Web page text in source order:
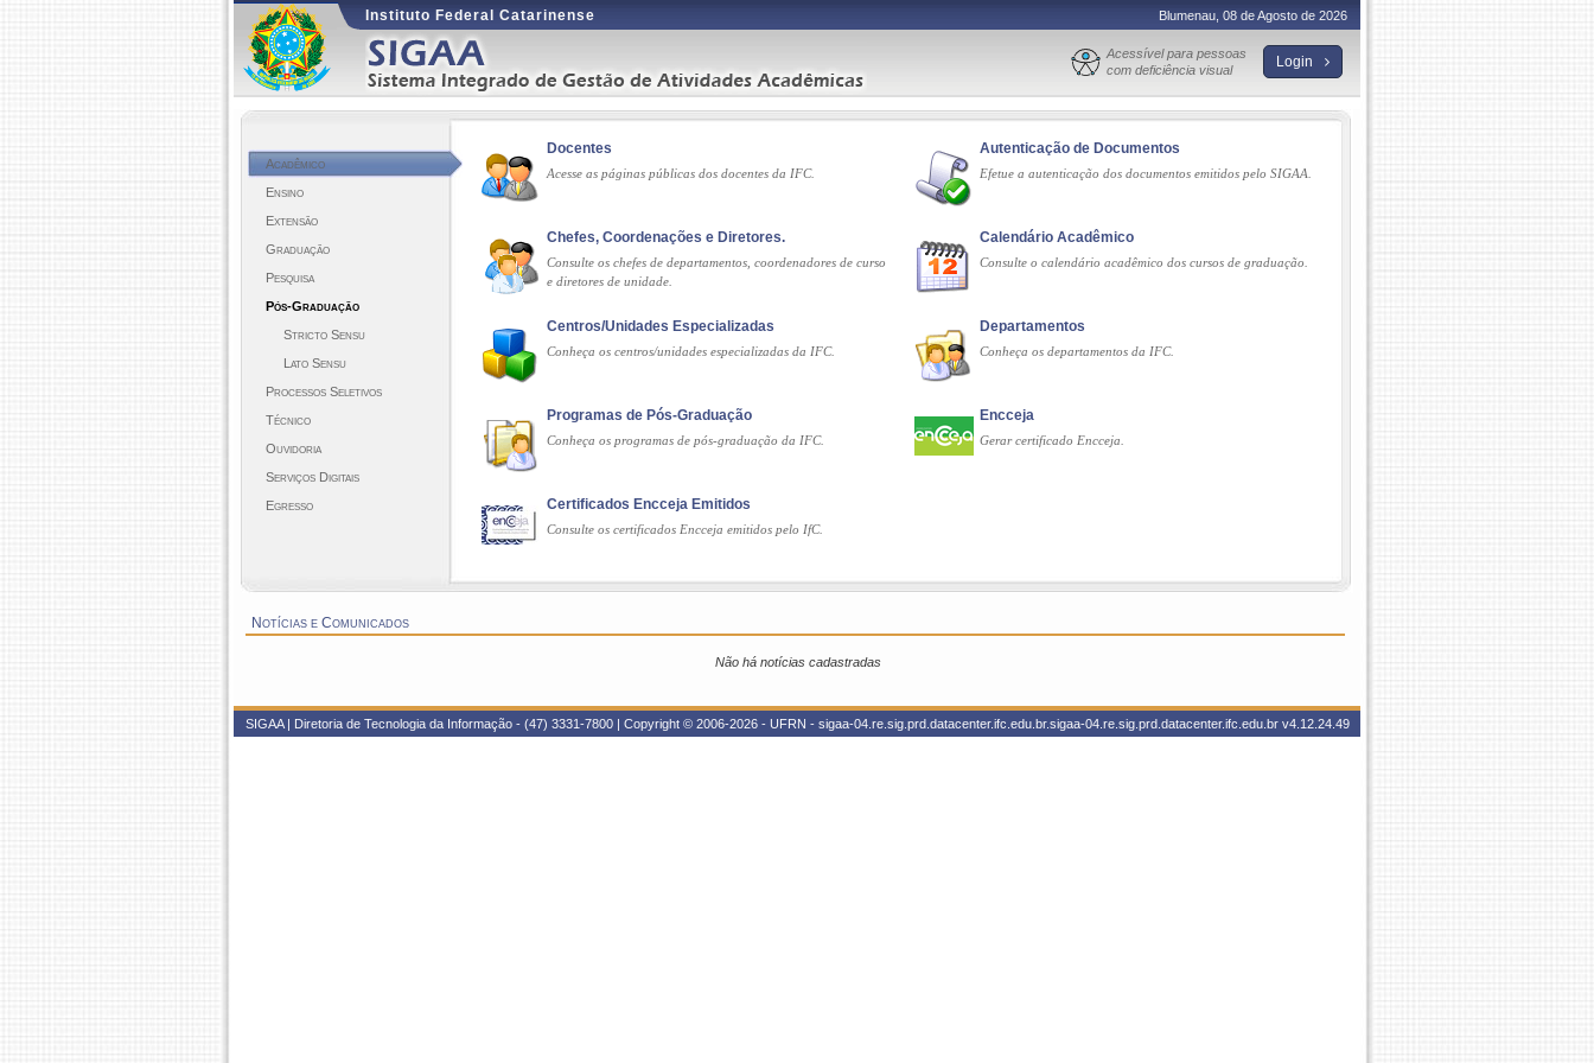
Instituto Federal Catarinense Blumenau, 08 de Agosto de 2026
Acessível para pessoas
com deficiência visual
Login
Acadêmico
Ensino
Extensão
Graduação
Pesquisa
Pós-Graduação
Stricto Sensu
Lato Sensu
Processos Seletivos
Técnico
Ouvidoria
Serviços Digitais
Egresso
Docentes
Acesse as páginas públicas dos docentes da IFC.
Autenticação de Documentos
Efetue a autenticação dos documentos emitidos pelo SIGAA.
Chefes, Coordenações e Diretores.
Consulte os chefes de departamentos, coordenadores de curso
e diretores de unidade.
Calendário Acadêmico
Consulte o calendário acadêmico dos cursos de graduação.
Centros/Unidades Especializadas
Conheça os centros/unidades especializadas da IFC.
Departamentos
Conheça os departamentos da IFC.
Programas de Pós-Graduação
Conheça os programas de pós-graduação da IFC.
Encceja
Gerar certificado Encceja.
Certificados Encceja Emitidos
Consulte os certificados Encceja emitidos pelo IfC.
Notícias e Comunicados
Não há notícias cadastradas
SIGAA | Diretoria de Tecnologia da Informação - (47) 3331-7800 | Copyright © 2006-2026 - UFRN - sigaa-04.re.sig.prd.datacenter.ifc.edu.br.sigaa-04.re.sig.prd.datacenter.ifc.edu.br v4.12.24.49